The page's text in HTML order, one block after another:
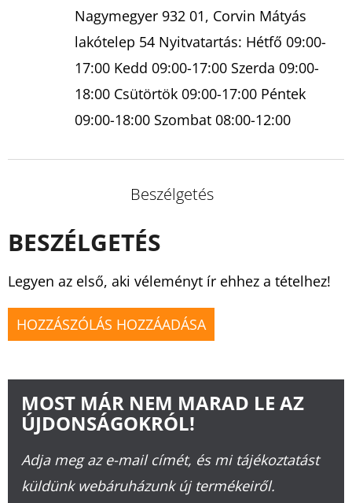
Nagymegyer 932 01, Corvin Mátyás
lakótelep 54 Nyitvatartás: Hétfő 09:00-
17:00 Kedd 09:00-17:00 Szerda 09:00-
18:00 Csütörtök 09:00-17:00 Péntek
09:00-18:00 Szombat 08:00-12:00
Beszélgetés
BESZÉLGETÉS
Legyen az első, aki véleményt ír ehhez a tételhez!
HOZZÁSZÓLÁS HOZZÁADÁSA
MOST MÁR NEM MARAD LE AZ
ÚJDONSÁGOKRÓL!
Adja meg az e-mail címét, és mi tájékoztatást
küldünk webáruházunk új termékeiről.